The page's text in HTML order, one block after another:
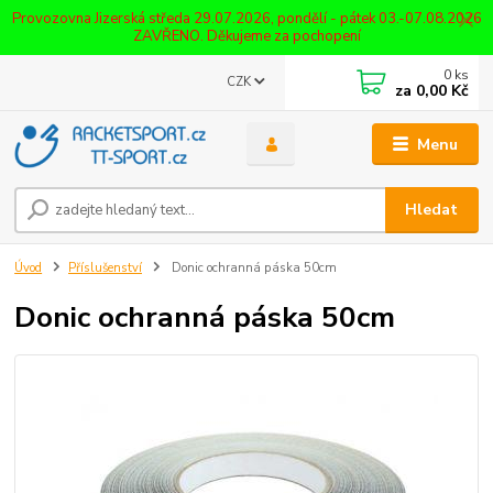
Provozovna Jizerská středa 29.07.2026, pondělí - pátek 03.-07.08.2026
ZAVŘENO. Děkujeme za pochopení
Menu
CZK
Hledat
0 ks
za 0,00 Kč
Úvod Příslušenství Donic ochranná páska 50cm
Donic ochranná páska 50cm